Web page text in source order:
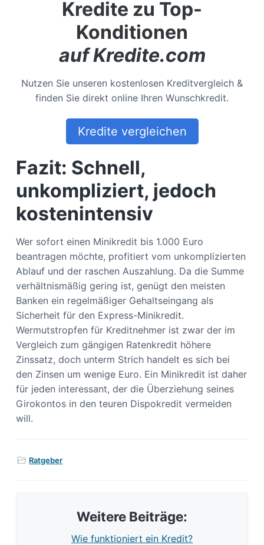
Kredite zu Top-
Konditionen
auf Kredite.com
Nutzen Sie unseren kostenlosen Kreditvergleich &
finden Sie direkt online Ihren Wunschkredit.
Kredite vergleichen
Fazit: Schnell,
unkompliziert, jedoch
kostenintensiv
Wer sofort einen Minikredit bis 1.000 Euro
beantragen möchte, profitiert vom unkomplizierten
Ablauf und der raschen Auszahlung. Da die Summe
verhältnismäßig gering ist, genügt den meisten
Banken ein regelmäßiger Gehaltseingang als
Sicherheit für den Express-Minikredit.
Wermutstropfen für Kreditnehmer ist zwar der im
Vergleich zum gängigen Ratenkredit höhere
Zinssatz, doch unterm Strich handelt es sich bei
den Zinsen um wenige Euro. Ein Minikredit ist daher
für jeden interessant, der die Überziehung seines
Girokontos in den teuren Dispokredit vermeiden
will.
Ratgeber
Weitere Beiträge:
Wie funktioniert ein Kredit?